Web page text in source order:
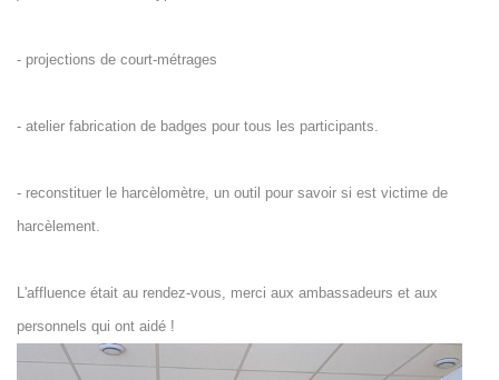
- projections de court-métrages
- atelier fabrication de badges pour tous les participants.
- reconstituer le harcèlomètre, un outil pour savoir si est victime de
harcèlement.
L'affluence était au rendez-vous, merci aux ambassadeurs et aux
personnels qui ont aidé !